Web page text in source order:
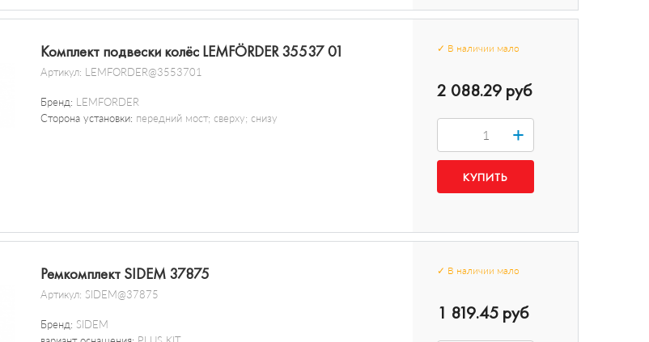
Комплект подвески колёс LEMFÖRDER 35537 01
Артикул: LEMFORDER@3553701
Бренд: LEMFORDER
Сторона установки: передний мост; сверху; снизу
✓ В наличии мало
2 088.29 руб
+
Ремкомплект SIDEM 37875
Артикул: SIDEM@37875
Бренд: SIDEM
✓ В наличии мало
1 819.45 руб